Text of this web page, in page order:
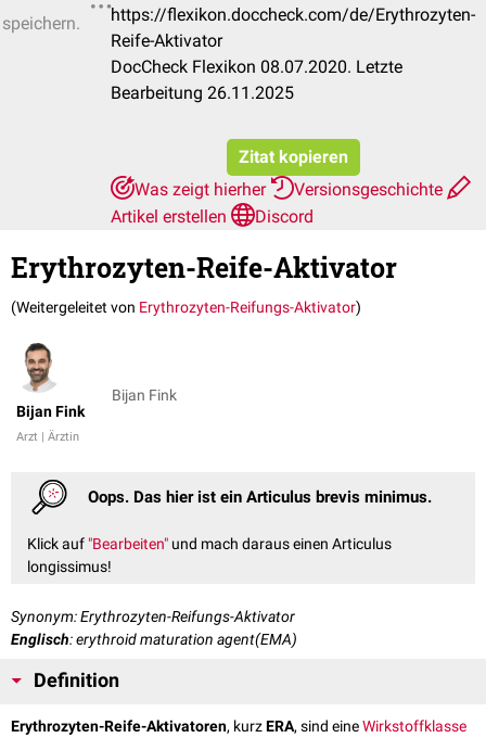
https://flexikon.doccheck.com/de/Erythrozyten-
Reife-Aktivator
DocCheck Flexikon 08.07.2020. Letzte
Bearbeitung 26.11.2025
Zitat kopieren
Was zeigt hierher
Versionsgeschichte
Artikel erstellen
Discord
Erythrozyten-Reife-Aktivator
(Weitergeleitet von Erythrozyten-Reifungs-Aktivator)
Bijan Fink
Arzt | Ärztin
Bijan Fink
Oops. Das hier ist ein Articulus brevis minimus.
Klick auf "Bearbeiten" und mach daraus einen Articulus
longissimus!
Synonym: Erythrozyten-Reifungs-Aktivator
Englisch: erythroid maturation agent(EMA)
Definition
Erythrozyten-Reife-Aktivatoren, kurzERA, sind eineWirkstoffklasse